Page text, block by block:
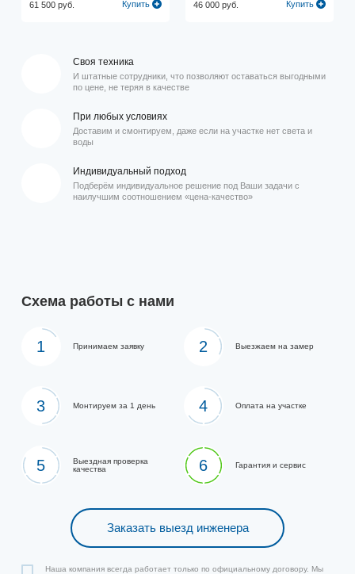
61 500 руб. Купить 46 000 руб. Купить
Своя техника
И штатные сотрудники, что позволяют оставаться выгодными
по цене, не теряя в качестве
При любых условиях
Доставим и смонтируем, даже если на участке нет света и
воды
Индивидуальный подход
Подберём индивидуальное решение под Ваши задачи с
наилучшим соотношением «цена-качество»
Схема работы с нами
1 Принимаем заявку 2 Выезжаем на замер
3 Монтируем за 1 день 4 Оплата на участке
5
Выездная проверка
качества
6 Гарантия и сервис
Заказать выезд инженера
Наша компания всегда работает только по официальному договору. Мы